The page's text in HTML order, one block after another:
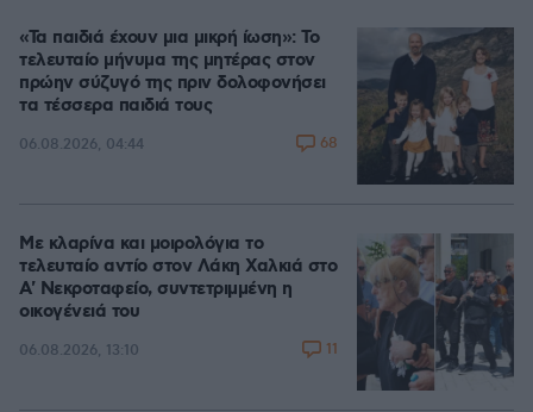
«Τα παιδιά έχουν μια μικρή ίωση»: Το
τελευταίο μήνυμα της μητέρας στον
πρώην σύζυγό της πριν δολοφονήσει
τα τέσσερα παιδιά τους
06.08.2026, 04:44 68
Με κλαρίνα και μοιρολόγια το
τελευταίο αντίο στον Λάκη Χαλκιά στο
A' Νεκροταφείο, συντετριμμένη η
οικογένειά του
06.08.2026, 13:10 11